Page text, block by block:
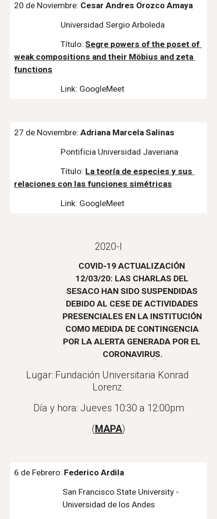
20 de Noviembre: Cesar Andres Orozco Amaya
Universidad Sergio Arboleda
Título: Segre powers of the poset of
weak compositions and their Möbius and zeta
functions
Link: GoogleMeet
27 de Noviembre: Adriana Marcela Salinas
Pontificia Universidad Javeriana
Título: La teoría de especies y sus
relaciones con las funciones simétricas
Link: GoogleMeet
2020-I
COVID-19 ACTUALIZACIÓN
12/03/20: LAS CHARLAS DEL
SESACO HAN SIDO SUSPENDIDAS
DEBIDO AL CESE DE ACTIVIDADES
PRESENCIALES EN LA INSTITUCIÓN
COMO MEDIDA DE CONTINGENCIA
POR LA ALERTA GENERADA POR EL
CORONAVIRUS.
Lugar: Fundación Universitaria Konrad
Lorenz.
Día y hora: Jueves 10:30 a 12:00pm
(MAPA)
6 de Febrero: Federico Ardila
San Francisco State University -
Universidad de los Andes